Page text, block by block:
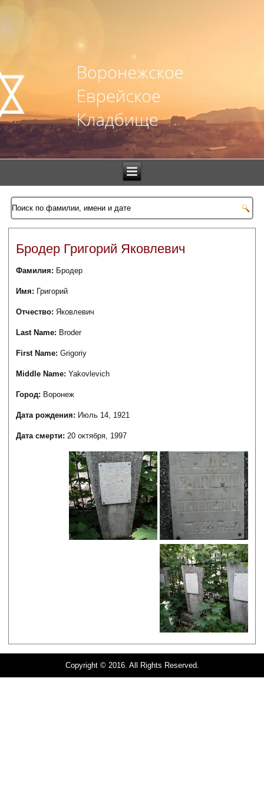
Бродер Григорий Яковлевич
Фамилия: Бродер
Имя: Григорий
Отчество:Яковлевич
Last Name: Broder
First Name:Grigoriy
Middle Name:Yakovlevich
Город: Воронеж
Дата рождения: Июль 14, 1921
Дата смерти:20 октября, 1997
Copyright © 2016. All Rights Reserved.